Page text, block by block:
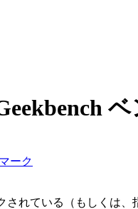
ーク
されている（もしくは